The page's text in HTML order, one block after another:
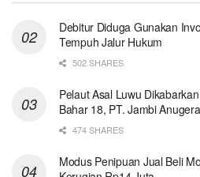
Debitur Diduga Gunakan
Tempuh Jalur Hukum
502 SHARES
Pelaut Asal Luwu
Bahar 18, PT. Jambi
474 SHARES
Modus Penipuan Jual Beli